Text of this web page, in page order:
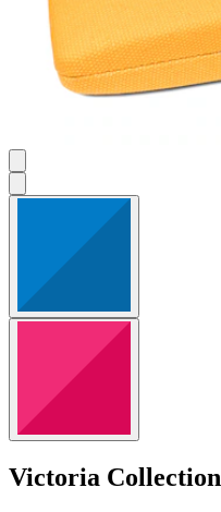
Victoria Collection